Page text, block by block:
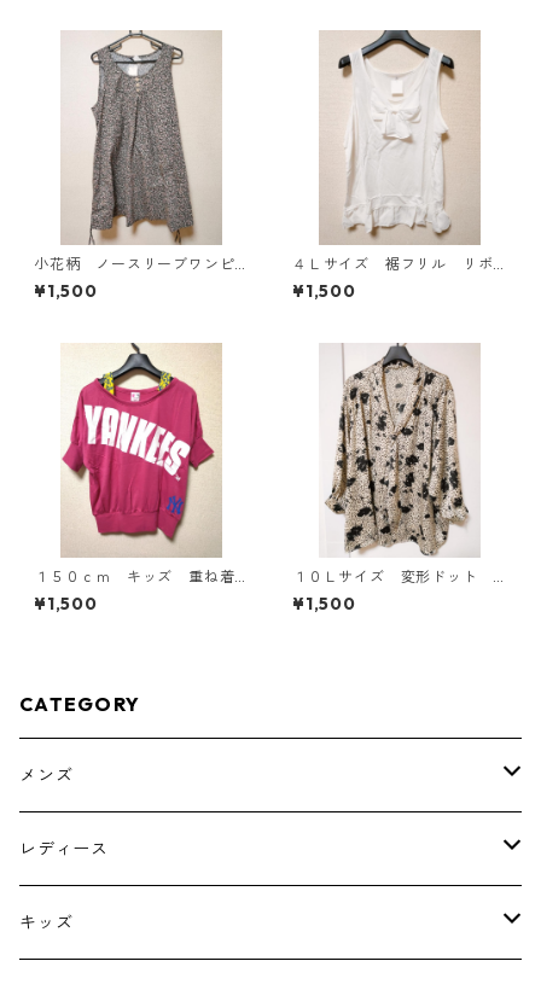
小花柄 ノースリーブワンピ
ース ４Ｌ ブラック KAE-
4819
¥1,500
４Ｌサイズ 裾フリル リボ
ン付きタンクトップ オフホ
ワイト KAE-4780
¥1,500
１５０ｃｍ キッズ 重ね着
風ドルマントップス マゼン
タ KAE-4791
¥1,500
１０Ｌサイズ 変形ドット
花柄 ボウタイブラウス オ
フホワイト KAE-4777
¥1,500
CATEGORY
メンズ
トップス
ボトムス
レディース
トップス
キッズ